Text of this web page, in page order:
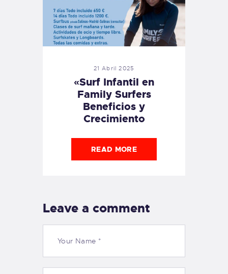
21 Abril 2025
«Surf Infantil en
Family Surfers
Beneficios y
Crecimiento
READ MORE
Leave a comment